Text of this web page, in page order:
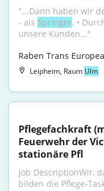
"...Dann haben wir
- als Springer. •
unsere Kunden..."
Raben Trans
Leipheim, Raum Ulm
Pflegefachkraft
Feuerwehr der
stationäre Pfl
Job DescriptionWir,
bilden die Pflege-